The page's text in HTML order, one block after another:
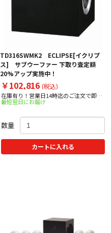
TD316SWMK2 ECLIPSE[イクリプ
ス] サブウーファー 下取り査定額
20%アップ実施中！
￥102,816 (税込)
在庫有り！営業日14時迄のご注文で即日
出荷！
最短翌日にお届け
数量
カートに入れる